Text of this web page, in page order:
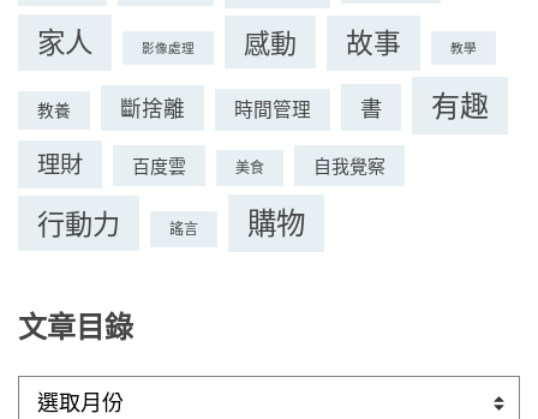
家人 影像處理 感動 故事 教學
教養 斷捨離 時間管理 書 有趣
理財 百度雲 美食 自我覺察
行動力 謠言 購物
文章目錄